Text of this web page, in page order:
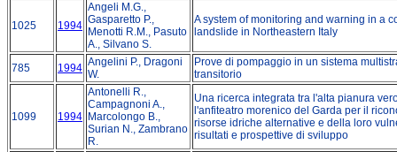
1025 1994
Angeli M.G.,
Gasparetto P.,
Menotti R.M., Pasuto
A., Silvano S.
A system of monitoring and warning in a
landslide in Northeastern Italy
785 1994 Angelini P., Dragoni
W.
Prove di pompaggio in un sistema
transitorio
1099 1994
Antonelli R.,
Campagnoni A.,
Marcolongo B.,
Surian N., Zambrano
R.
Una ricerca integrata tra l'alta pianura
l'anfiteatro morenico del Garda per il
risorse idriche alternative e della loro
risultati e prospettive di sviluppo